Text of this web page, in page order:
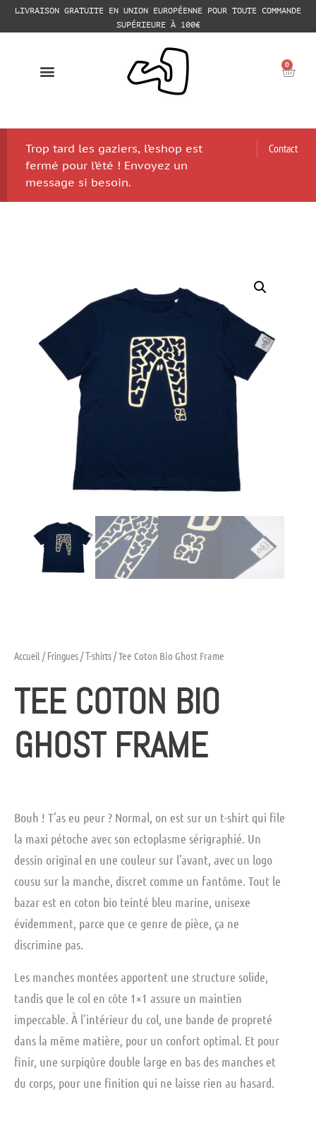
LIVRAISON GRATUITE EN UNION EUROPÉENNE POUR TOUTE COMMANDE
SUPÉRIEURE À 100€
0
Contact
Trop tard les gaziers, l’eshop est
fermé pour l’été ! Envoyez un
message si besoin.
Accueil/Fringues/T-shirts/ Tee Coton Bio Ghost Frame
TEE COTON BIO
GHOST FRAME
Bouh ! T’as eu peur ? Normal, on est sur un t-shirt qui file
la maxi pétoche avec son ectoplasme sérigraphié. Un
dessin original en une couleur sur l’avant, avec un logo
cousu sur la manche, discret comme un fantôme. Tout le
bazar est en coton bio teinté bleu marine, unisexe
évidemment, parce que ce genre de pièce, ça ne
discrimine pas.
Les manches montées apportent une structure solide,
tandis que le col en côte 1×1 assure un maintien
impeccable. À l’intérieur du col, une bande de propreté
dans la même matière, pour un confort optimal. Et pour
finir, une surpiqûre double large en bas des manches et
du corps, pour une finition qui ne laisse rien au hasard.